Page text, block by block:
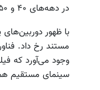
در دهه‌های ۴۰ و ۵۰ پیشگام بود.
مستند رخ داد.
وجود می‌آورد که
سینمای مستقیم